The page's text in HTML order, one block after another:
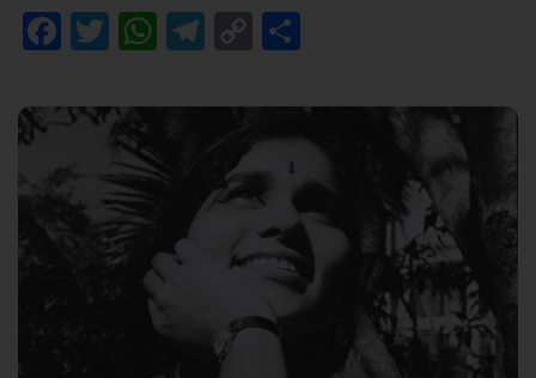
Facebook
Twitter
WhatsApp
Telegram
Copy
Link